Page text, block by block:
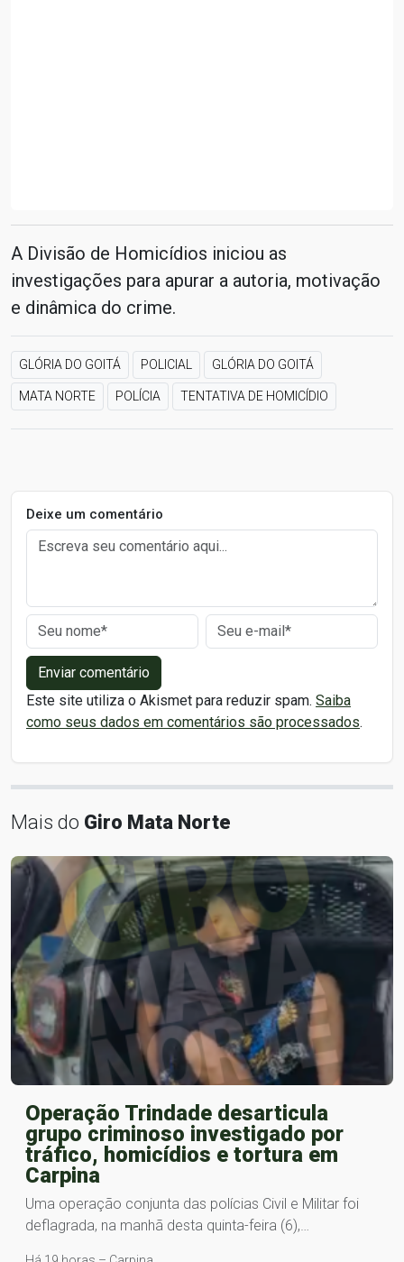
A Divisão de Homicídios iniciou as
investigações para apurar a autoria, motivação
e dinâmica do crime.
GLÓRIA DO GOITÁ POLICIAL GLÓRIA DO GOITÁ
MATA NORTE POLÍCIA TENTATIVA DE HOMICÍDIO
Deixe um comentário
Enviar comentário
Este site utiliza o Akismet para reduzir spam. Saiba
como seus dados em comentários são processados.
Mais do Giro Mata Norte
Operação Trindade desarticula
grupo criminoso investigado por
tráfico, homicídios e tortura em
Carpina
Uma operação conjunta das polícias Civil e Militar foi
deflagrada, na manhã desta quinta-feira (6),…